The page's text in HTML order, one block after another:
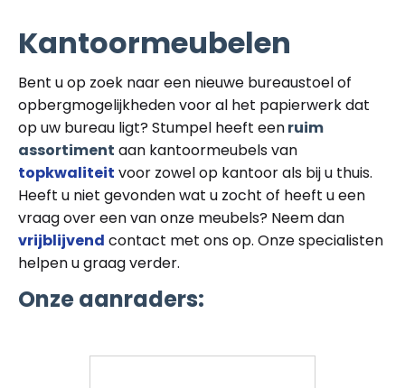
Kantoormeubelen
Bent u op zoek naar een nieuwe bureaustoel of
opbergmogelijkheden voor al het papierwerk dat
op uw bureau ligt? Stumpel heeft eenruim
assortiment aan kantoormeubels van
topkwaliteit voor zowel op kantoor als bij u thuis.
Heeft u niet gevonden wat u zocht of heeft u een
vraag over een van onze meubels? Neem dan
vrijblijvend contact met ons op. Onze specialisten
helpen u graag verder.
Onze aanraders: